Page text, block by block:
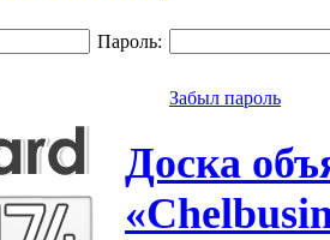
Пароль:
Забыл пароль
Доска